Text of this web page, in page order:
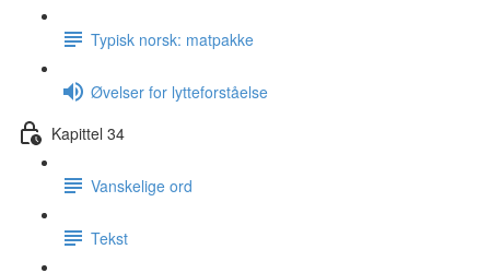
Typisk norsk: matpakke
Øvelser for lytteforståelse
Kapittel 34
Vanskelige ord
Tekst